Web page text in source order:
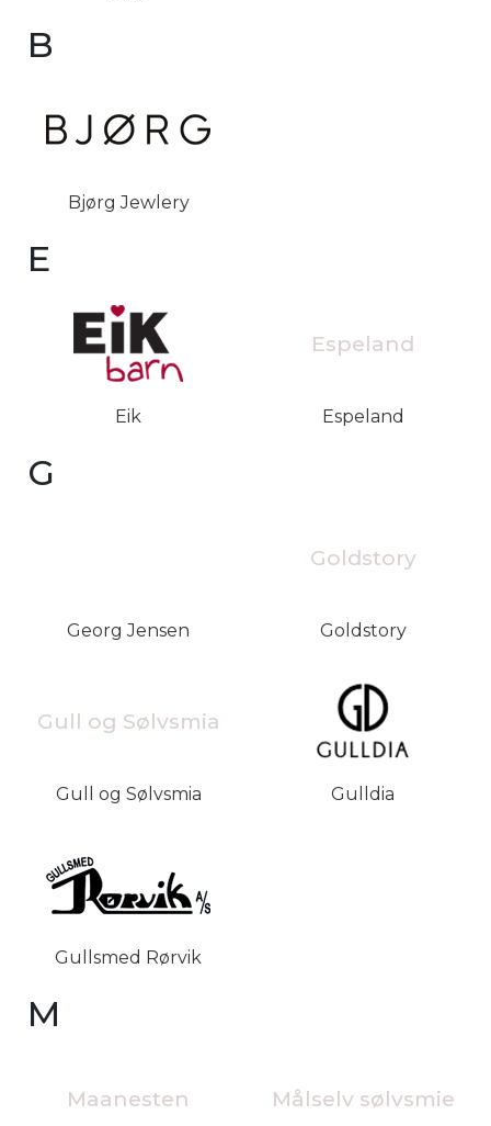
B
Bjørg Jewlery
E
Eik
Espeland
Espeland
G
Georg Jensen
Goldstory
Goldstory
Gull og Sølvsmia
Gull og Sølvsmia Gulldia
Gullsmed Rørvik
M
Maanesten Målselv sølvsmie